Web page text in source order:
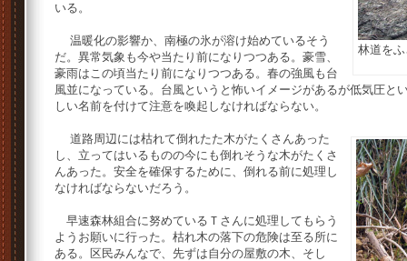
林道を
いる。
温暖化の影響か、南極の氷が溶け始めているそう
だ。異常気象も今や当たり前になりつつある。豪雪、
豪雨はこの頃当たり前になりつつある。春の強風も台
風並になっている。台風というと怖いイメージがあるが低気圧と
しい名前を付けて注意を喚起しなければならない。
道路周辺には枯れて倒れたた木がたくさんあった
し、立ってはいるものの今にも倒れそうな木がたくさ
んあった。安全を確保するために、倒れる前に処理し
なければならないだろう。
早速森林組合に努めているＴさんに処理してもらう
ようお願いに行った。枯れ木の落下の危険は至る所に
ある。区民みんなで、先ずは自分の屋敷の木、そし